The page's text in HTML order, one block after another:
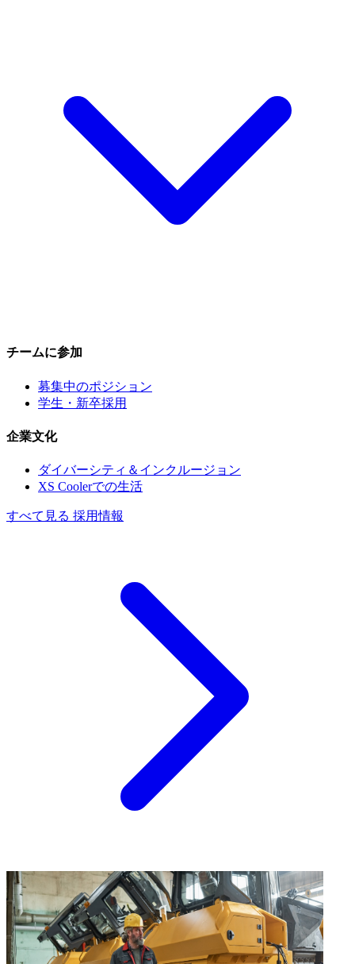
チームに参加
募集中のポジション
学生・新卒採用
企業文化
ダイバーシティ＆インクルージョン
XS Coolerでの生活
すべて見る 採用情報